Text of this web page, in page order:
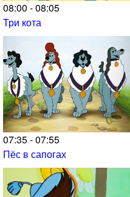
08:00 - 08:05
Три кота
07:35 - 07:55
Пёс в сапогах